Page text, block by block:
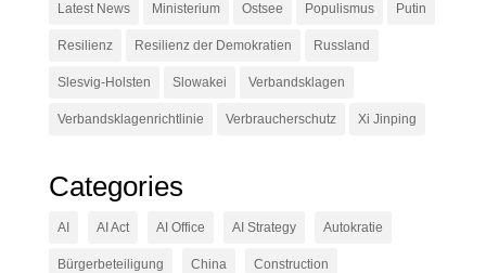
Latest News Ministerium Ostsee Populismus Putin
Resilienz Resilienz der Demokratien Russland
Slesvig-Holsten Slowakei Verbandsklagen
Verbandsklagenrichtlinie Verbraucherschutz Xi Jinping
Categories
AI AI Act AI Office AI Strategy Autokratie
Bürgerbeteiligung China Construction